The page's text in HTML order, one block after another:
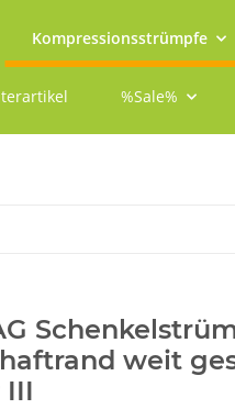
Kompressionsstrümpfe
%Sale%
weit
III